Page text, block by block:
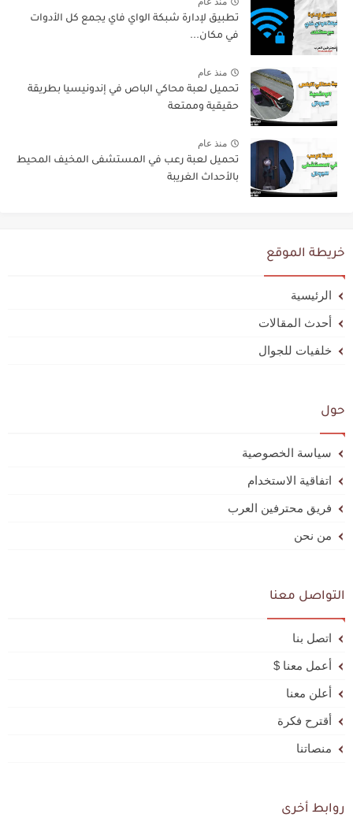
تطبيق لإدارة شبكة الواي فاي يجمع كل الأدوات
في مكان...
منذ عام
تحميل لعبة محاكي الباص في إندونيسيا بطريقة
حقيقية وممتعة
منذ عام
تحميل لعبة رعب في المستشفى المخيف المحيط
بالأحداث الغريبة
خريطة الموقع
الرئيسية
أحدث المقالات
خلفيات للجوال
حول
سياسة الخصوصية
اتفاقية الاستخدام
فريق محترفين العرب
من نحن
التواصل معنا
اتصل بنا
أعمل معنا $
أعلن معنا
أقترح فكرة
منصاتنا
روابط أخرى